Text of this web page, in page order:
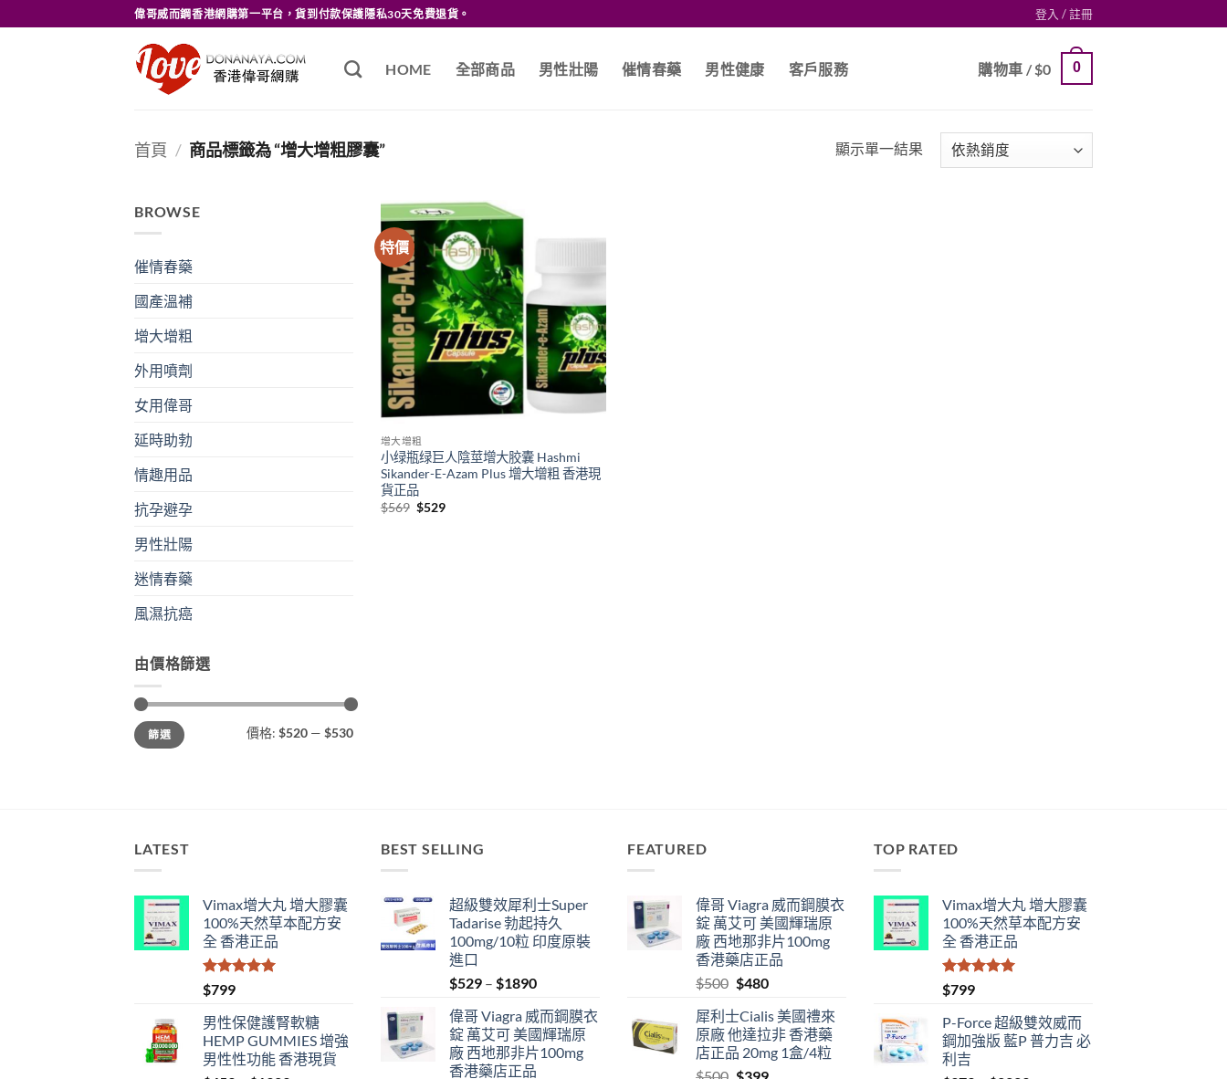
to
偉哥威而鋼香港網購第一平台，貨到付款保護隱私30天免費退貨。 登入 / 註冊
HOME 全部商品 男性壯陽 催情春藥 男性健康 客戶服務 購物車 /$0 0
首頁 / 商品標籤為 “增大增粗膠囊” 顯示單一結果
BROWSE
催情春藥
國產溫補
增大增粗
外用噴劑
女用偉哥
延時助勃
情趣用品
抗孕避孕
男性壯陽
迷情春藥
風濕抗癌
由價格篩選
最
低
價
最
高
價
篩選 價格: $520 — $530
特價
增大增粗
小绿瓶绿巨人陰莖增大胶囊 Hashmi
Sikander-E-Azam Plus 增大增粗 香港現
貨正品
$569 Original
$529Current
LATEST
Vimax增大丸 增大膠囊
100%天然草本配方安
全 香港正品
評分
滿分 5
$799
男性保健護腎軟糖
HEMP GUMMIES 增強
男性性功能 香港現貨
BEST SELLING
超級雙效犀利士Super
Tadarise 勃起持久
100mg/10粒 印度原裝
進口
$529 – $1890Price
$529
through
$1890
偉哥 Viagra 威而鋼膜衣
錠 萬艾可 美國輝瑞原
廠 西地那非片100mg
香港藥店正品
FEATURED
偉哥 Viagra 威而鋼膜衣
錠 萬艾可 美國輝瑞原
廠 西地那非片100mg
香港藥店正品
$500 Original
was:
$500.
$480Current
is:
$480.
犀利士Cialis 美國禮來
原廠 他達拉非 香港藥
店正品 20mg 1盒/4粒
OriginalCurrent
TOP RATED
Vimax增大丸 增大膠囊
100%天然草本配方安
全 香港正品
評分
滿分 5
$799
P-Force 超級雙效威而
鋼加強版 藍P 普力吉 必
利吉